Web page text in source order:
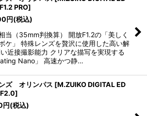
PRO]
円(税込)
当（35mm判換算） 開放F1.2の「美しく
ケ」 特殊レンズを贅沢に使用した高い解
近接撮影能力 クリアな描写を実現する
Nano」 高速かつ静…
ズ オリンパス [M.ZUIKO DIGITAL ED
]
円(税込)